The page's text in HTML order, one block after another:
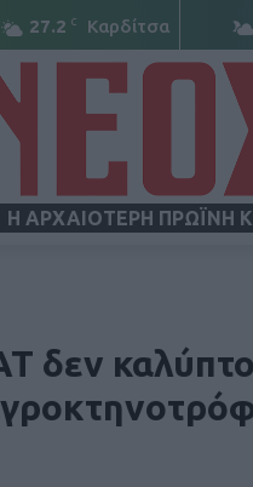
27.2 C Καρδίτσα
Η ΑΡΧΑΙΟΤΕΡΗ ΠΡΩΪΝΗ
δεν